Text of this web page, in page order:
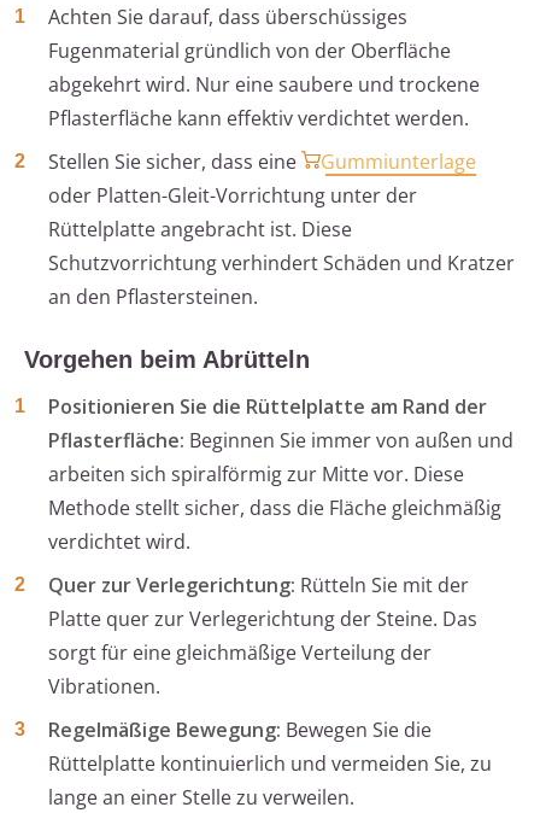
Achten Sie darauf, dass überschüssiges
Fugenmaterial gründlich von der Oberfläche
abgekehrt wird. Nur eine saubere und trockene
Pflasterfläche kann effektiv verdichtet werden.
Stellen Sie sicher, dass eine
Gummiunterlage
oder Platten-Gleit-Vorrichtung unter der
Rüttelplatte angebracht ist. Diese
Schutzvorrichtung verhindert Schäden und Kratzer
an den Pflastersteinen.
Vorgehen beim Abrütteln
Positionieren Sie die Rüttelplatte am Rand der
Pflasterfläche: Beginnen Sie immer von außen und
arbeiten sich spiralförmig zur Mitte vor. Diese
Methode stellt sicher, dass die Fläche gleichmäßig
verdichtet wird.
Quer zur Verlegerichtung: Rütteln Sie mit der
Platte quer zur Verlegerichtung der Steine. Das
sorgt für eine gleichmäßige Verteilung der
Vibrationen.
Regelmäßige Bewegung: Bewegen Sie die
Rüttelplatte kontinuierlich und vermeiden Sie, zu
lange an einer Stelle zu verweilen.